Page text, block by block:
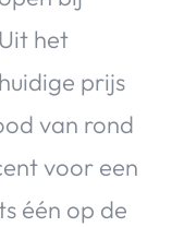
het
prijs
van rond
voor een
één op de